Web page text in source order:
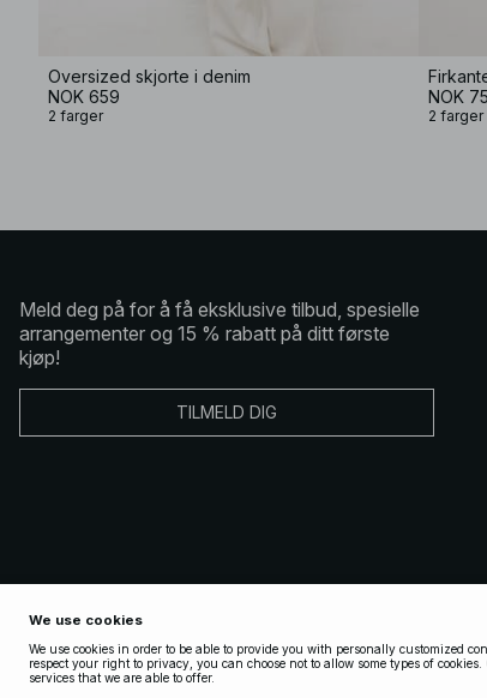
Oversized skjorte i denim
NOK 659
2 farger
NOK
2 farger
Meld deg på for å få eksklusive tilbud, spesielle
arrangementer og 15 % rabatt på ditt første
kjøp!
TILMELD DIG